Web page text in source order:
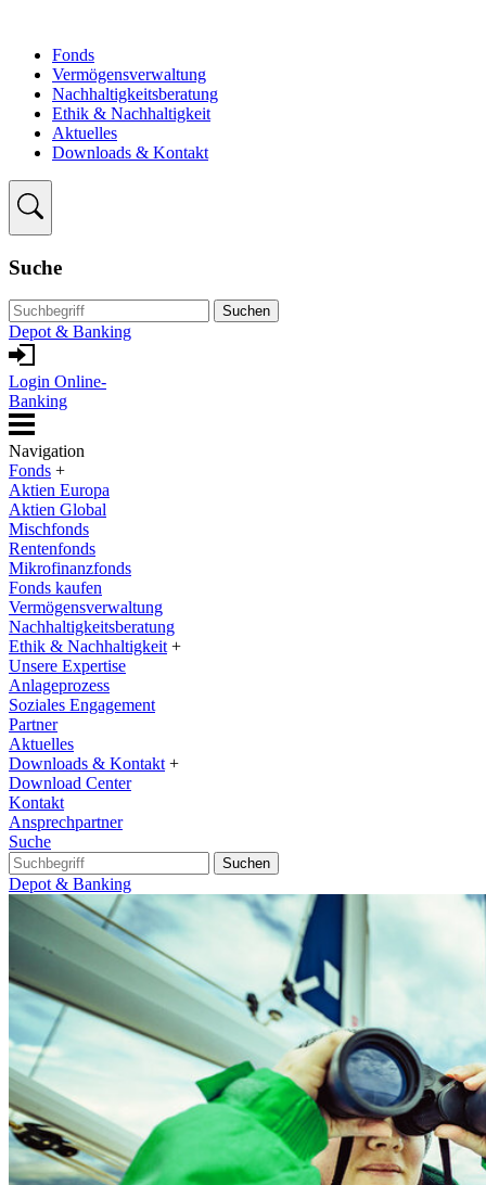
Fonds
Vermögensverwaltung
Nachhaltigkeitsberatung
Ethik & Nachhaltigkeit
Aktuelles
Downloads & Kontakt
Suche
Suchen
Depot & Banking
Login Online-
Banking
Navigation
Fonds +
Aktien Europa
Aktien Global
Mischfonds
Rentenfonds
Mikrofinanzfonds
Fonds kaufen
Vermögensverwaltung
Nachhaltigkeitsberatung
Ethik & Nachhaltigkeit +
Unsere Expertise
Anlageprozess
Soziales Engagement
Partner
Aktuelles
Downloads & Kontakt +
Download Center
Kontakt
Ansprechpartner
Suche
Suchen
Depot & Banking